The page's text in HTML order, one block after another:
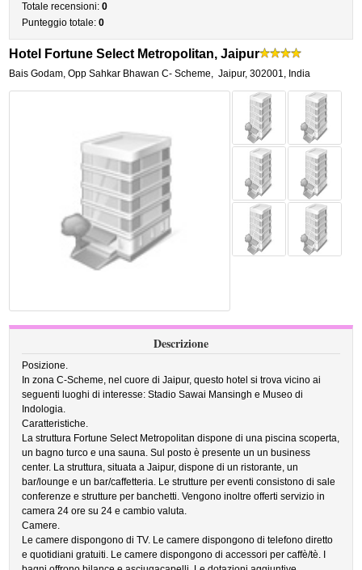
Totale recensioni:0
Punteggio totale:0
Hotel Fortune Select Metropolitan, Jaipur
Bais Godam, Opp Sahkar Bhawan C- Scheme, Jaipur,302001, India
Descrizione
Posizione.
In zona C-Scheme, nel cuore di Jaipur, questo hotel si trova vicino ai
seguenti luoghi di interesse: Stadio Sawai Mansingh e Museo di
Indologia.
Caratteristiche.
La struttura Fortune Select Metropolitan dispone di una piscina scoperta,
un bagno turco e una sauna. Sul posto è presente un un business
center. La struttura, situata a Jaipur, dispone di un ristorante, un
bar/lounge e un bar/caffetteria. Le strutture per eventi consistono di sale
conferenze e strutture per banchetti. Vengono inoltre offerti servizio in
camera 24 ore su 24 e cambio valuta.
Camere.
Le camere dispongono di TV. Le camere dispongono di telefono diretto
e quotidiani gratuiti. Le camere dispongono di accessori per caffè/tè. I